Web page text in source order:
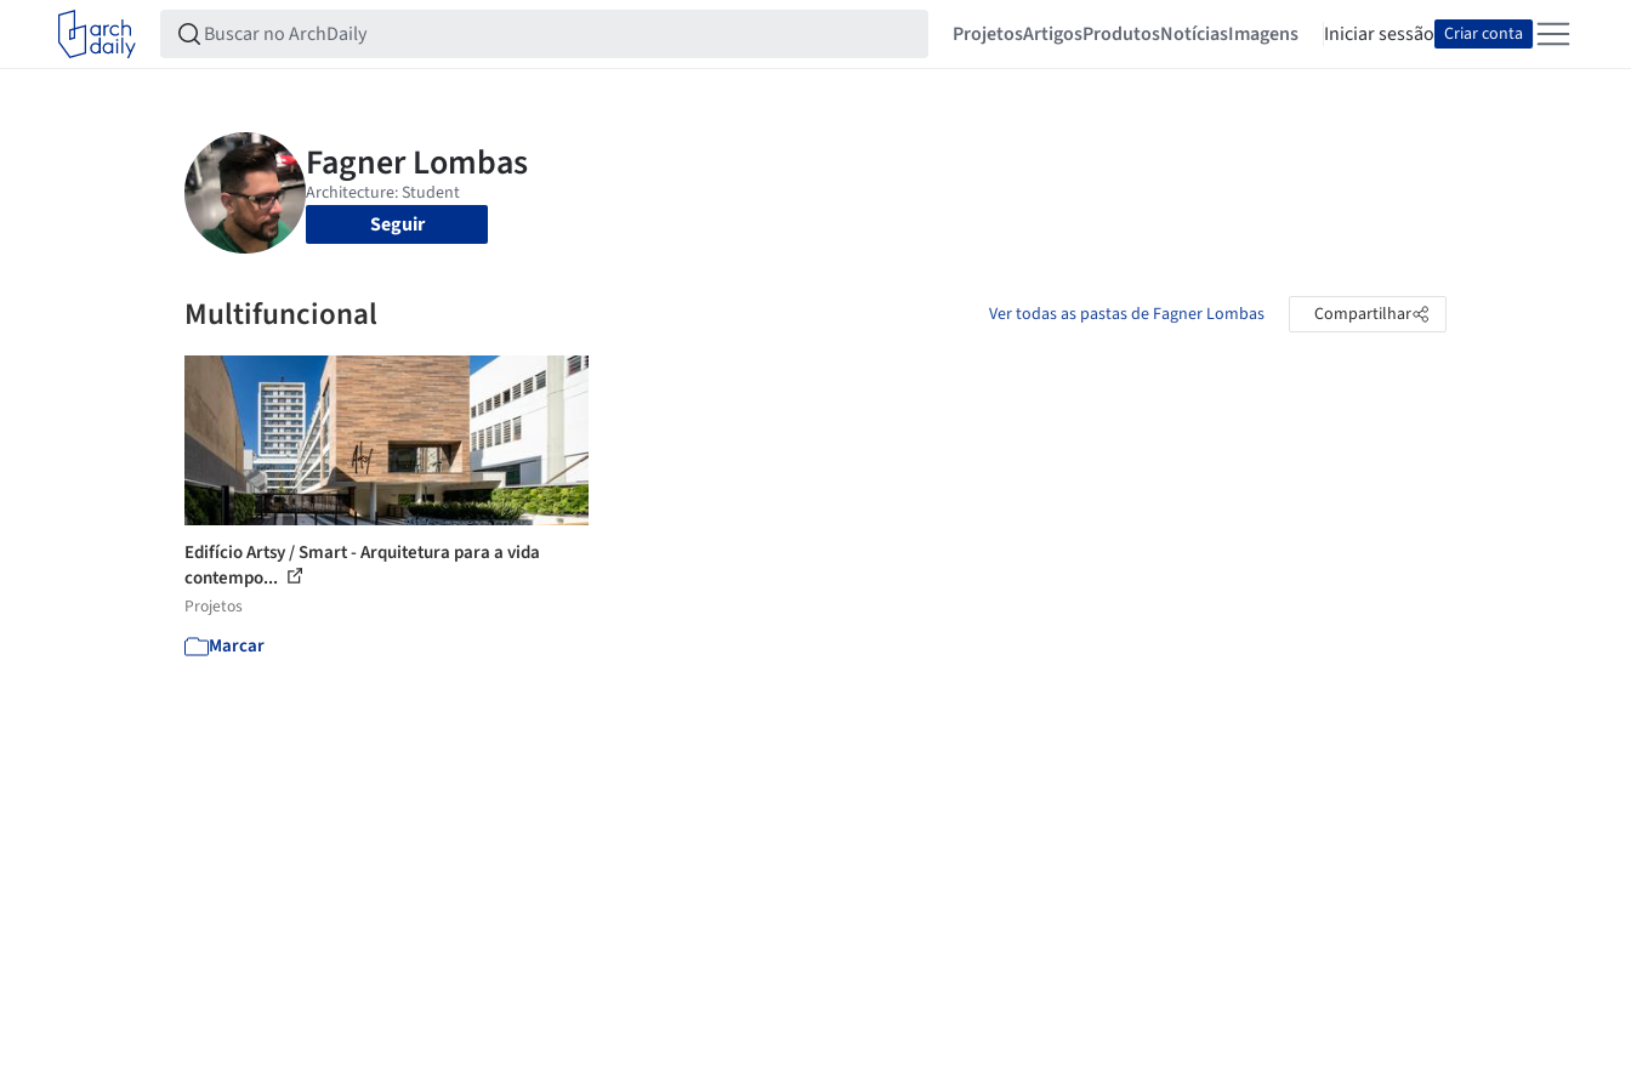
ProjetosArtigosProdutosNotíciasImagens Iniciar sessão Criar conta
Seguir
Multifuncional Ver todas as pastas de Fagner Lombas Compartilhar
Edifício Artsy / Smart - Arquitetura para a vida
contempo...
Projetos
Marcar